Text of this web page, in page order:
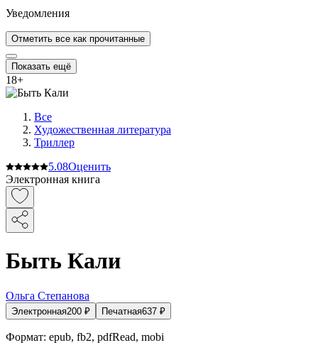
Уведомления
Отметить все как прочитанные
Показать ещё
18+
Все
Художественная литература
Триллер
5.08Оценить
Электронная книга
Быть Кали
Ольга Степанова
Электронная200 ₽ Печатная637 ₽
Формат: epub, fb2, pdfRead, mobi